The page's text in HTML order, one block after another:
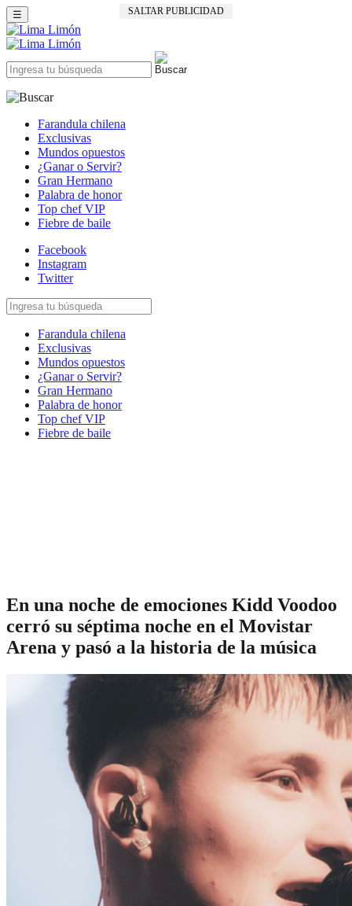
SALTAR PUBLICIDAD
☰
Farandula chilena
Exclusivas
Mundos opuestos
¿Ganar o Servir?
Gran Hermano
Palabra de honor
Top chef VIP
Fiebre de baile
Facebook
Instagram
Twitter
Farandula chilena
Exclusivas
Mundos opuestos
¿Ganar o Servir?
Gran Hermano
Palabra de honor
Top chef VIP
Fiebre de baile
En una noche de emociones Kidd Voodoo
cerró su séptima noche en el Movistar
Arena y pasó a la historia de la música